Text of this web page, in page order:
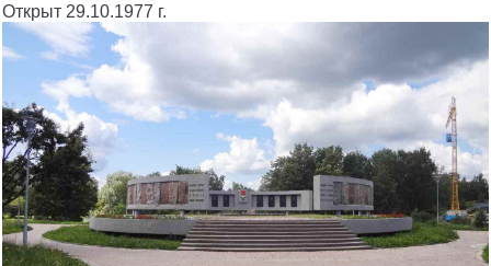
Открыт 29.10.1977 г.